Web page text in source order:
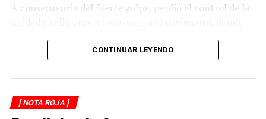
A consecuencia del fuerte golpe, perdió el control de la
Testigos del accidente solicitaron de inmediato el apoyo
de los cuerpos de emergencia al percatarse de que el
asfáltica, mientras otros automovilistas redujeron la
CONTINUAR LEYENDO
[ NOTA ROJA ]